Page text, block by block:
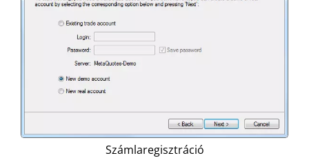
Számlaregisztráció